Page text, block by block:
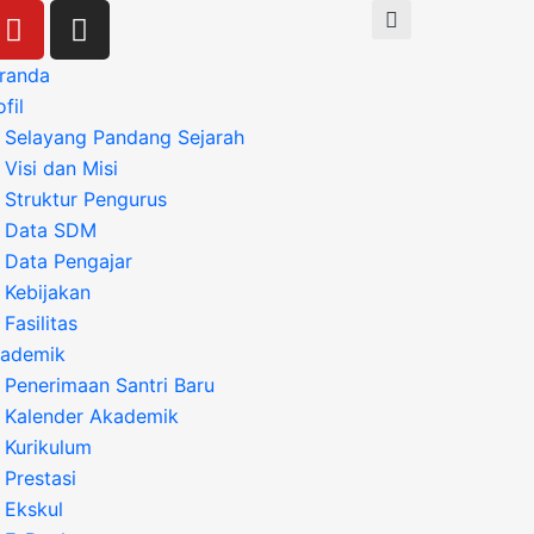
Y
o
u
t
u
b
e
I
n
a
g
r
a
m
Selayang Pandang Sejarah
Visi dan Misi
Struktur Pengurus
Data SDM
Data Pengajar
Kebijakan
Fasilitas
Penerimaan Santri Baru
Kalender Akademik
Kurikulum
Prestasi
Ekskul